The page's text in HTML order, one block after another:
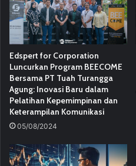
Edspert for Corporation
Luncurkan Program BEECOME
Bersama PT Tuah Turangga
Agung: Inovasi Baru dalam
Pelatihan Kepemimpinan dan
Keterampilan Komunikasi
05/08/2024